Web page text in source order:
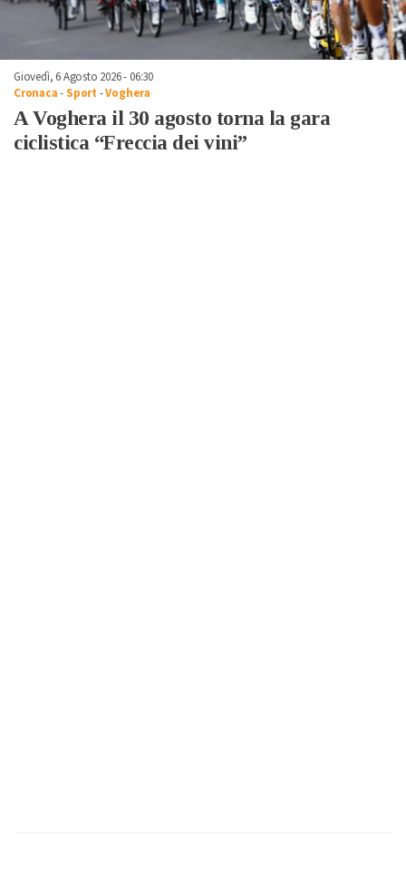
Giovedì, 6 Agosto 2026 - 06:30
Cronaca-Sport -Voghera
A Voghera il 30 agosto torna la gara
ciclistica “Freccia dei vini”